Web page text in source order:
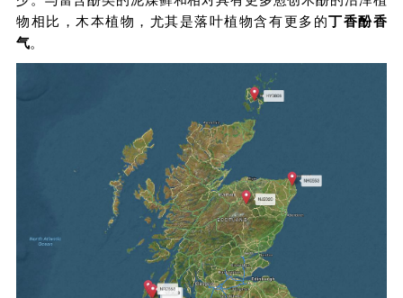
物相比，木本植物，尤其是落叶植物含有更多的丁香酚香
气。